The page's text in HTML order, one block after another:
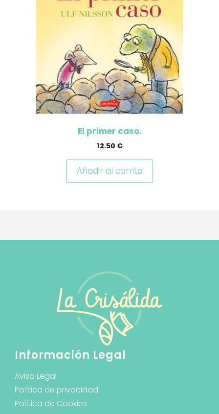
El primer caso.
12.50 €
Añadir al carrito
Información Legal
Aviso Legal
Política de privacidad
Política de Cookies